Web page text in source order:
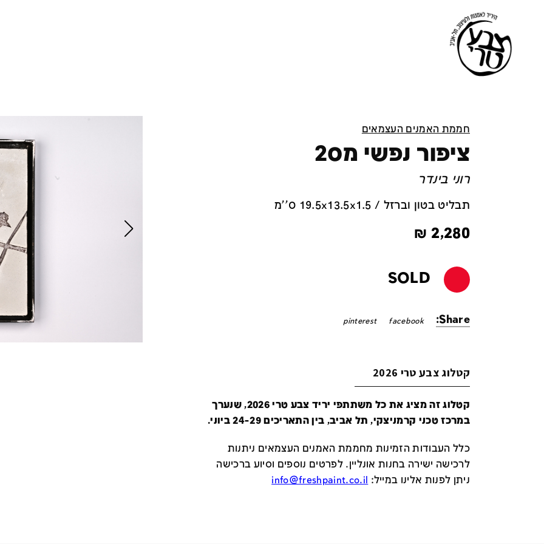
חממת האמנים העצמאים
ציפור נפשי מס2
רוני בינדר
תבליט בטון וברזל / 19.5x13.5x1.5 ס''מ
2,280
₪
SOLD
Share:
facebook
pinterest
קטלוג צבע טרי 2026
קטלוג זה מציג את כל משתתפי יריד צבע טרי 2026, שנערך
במרכז טכני קרמניצקי, תל אביב, בין התאריכים 24-29 ביוני.
כלל העבודות הזמינות מחממת האמנים העצמאים ניתנות
לרכישה ישירה בחנות אונליין.לפרטים נוספים וסיוע ברכישה
ניתן לפנות אלינו במייל:
info@freshpaint.co.il